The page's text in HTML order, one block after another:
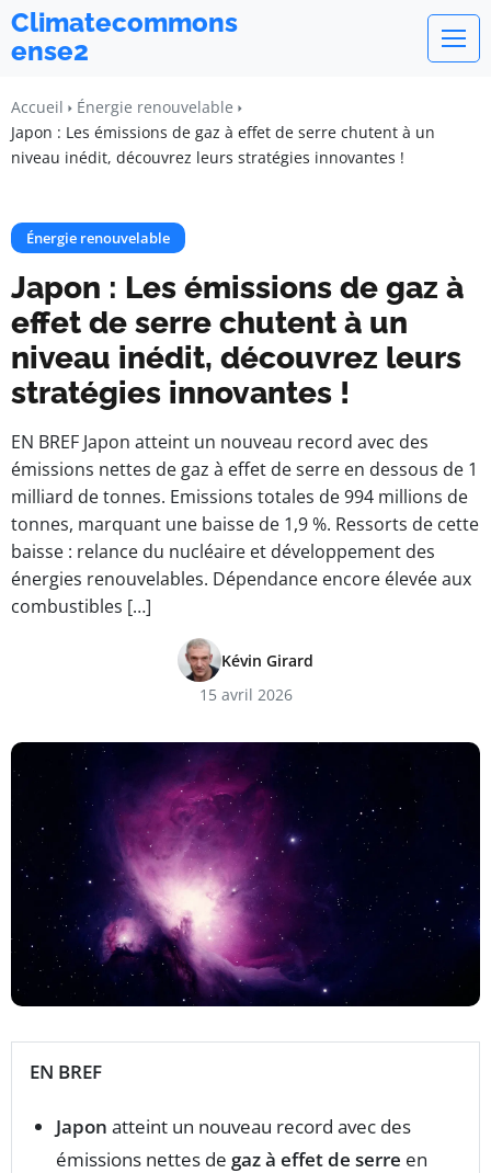
Climatecommons
ense2
Accueil
Énergie renouvelable
Japon : Les émissions de gaz à effet de serre chutent à un
niveau inédit, découvrez leurs stratégies innovantes !
Énergie renouvelable
Japon : Les émissions de gaz à
effet de serre chutent à un
niveau inédit, découvrez leurs
stratégies innovantes !
EN BREF Japon atteint un nouveau record avec des
émissions nettes de gaz à effet de serre en dessous de 1
milliard de tonnes. Emissions totales de 994 millions de
tonnes, marquant une baisse de 1,9 %. Ressorts de cette
baisse : relance du nucléaire et développement des
énergies renouvelables. Dépendance encore élevée aux
combustibles […]
Kévin Girard
15 avril 2026
EN BREF
Japon atteint un nouveau record avec des
émissions nettes de gaz à effet de serre en